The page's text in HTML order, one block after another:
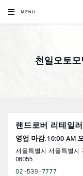
MENU
천일오토모
랜드로버 리테일
영업 마감.10:00 AM
서울특별시 서울특별시
06055
02-539-7777